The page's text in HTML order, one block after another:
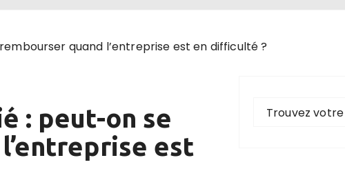
quand l’entreprise est en difficulté ?
: peut-on se
est
Trouvez